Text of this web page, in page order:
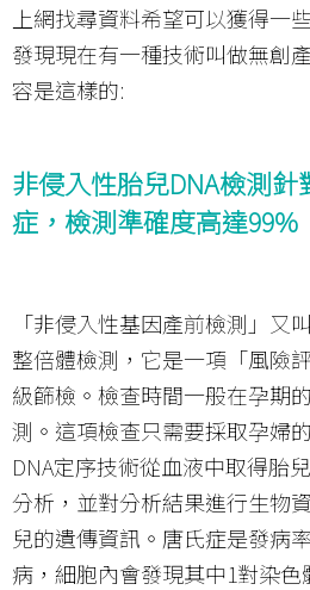
上網找尋資料希望可以獲得一
發現現在有一種技術叫做無創
容是這樣的:
非侵入性胎兒DNA檢測針
症，檢測準確度高達99%
「非侵入性基因產前檢測」又
整倍體檢測，它是一項「風險
級篩檢。檢查時間一般在孕期
測。這項檢查只需要採取孕婦
DNA定序技術從血液中取得胎
分析，並對分析結果進行生物
兒的遺傳資訊。唐氏症是發病
病，細胞內會發現其中1對染